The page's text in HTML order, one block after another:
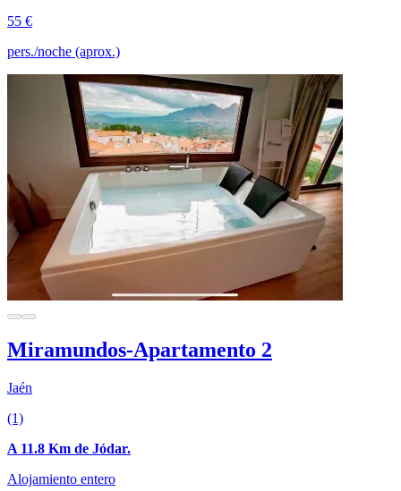
55 €
pers./noche (aprox.)
Miramundos-Apartamento 2
Jaén
(1)
A 11.8 Km de Jódar.
Alojamiento entero